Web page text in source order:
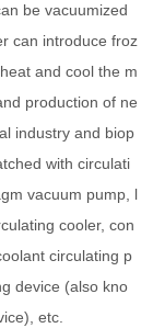
be vacuumized
can introduce froz
and cool the m
production of ne
industry and biop
with circulati
vacuum pump, l
cooler, con
circulating p
device (also kno
etc.